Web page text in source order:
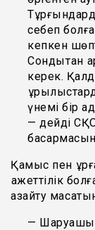
себеп
кепкен
Сондықтан
керек.
үнемі бір
— дейді
Қамыс пен
қажеттілік
азайту
—